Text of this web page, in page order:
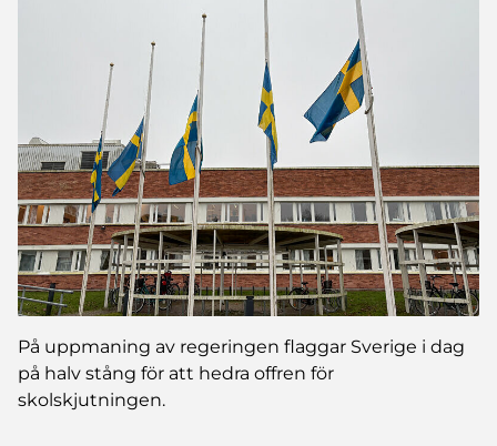
På uppmaning av regeringen flaggar Sverige i dag
på halv stång för att hedra offren för
skolskjutningen.